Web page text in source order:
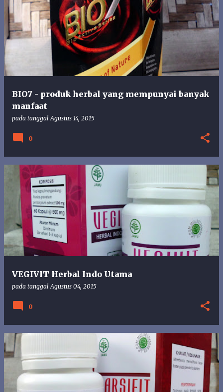
BIO7 - produk herbal yang mempunyai banyak
manfaat
pada tanggalAgustus 14, 2015
0
VEGIVIT Herbal Indo Utama
pada tanggalAgustus 04, 2015
0